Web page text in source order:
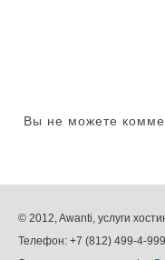
Вы не можете
© 2012, Awanti, услуги
Телефон: +7 (812) 499-4-999